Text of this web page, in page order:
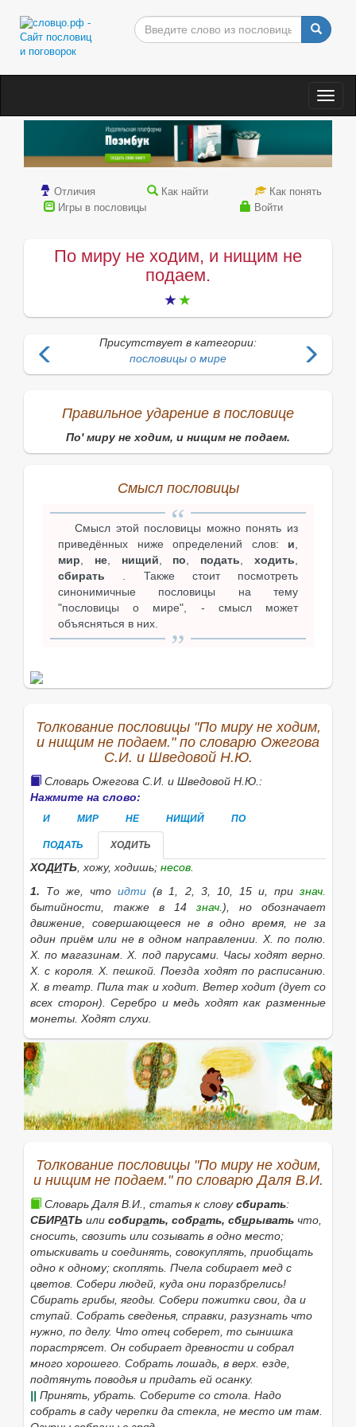
Отличия Как найти
Как понять
Игры в пословицы
Войти
По миру не ходим, и нищим не
подаем.
Присутствует в категории:
пословицы о мире
Правильное ударение в пословице
По' миру не ходим, и нищим не подаем.
Смысл пословицы
Смысл этой пословицы можно понять из
приведённых ниже определений слов: и,
мир, не, нищий, по, подать,ходить,
сбирать . Также стоит посмотреть
синонимичные пословицы на тему
"пословицы о мире", - смысл может
объясняться в них.
Толкование пословицы "По миру не ходим,
и нищим не подаем." по словарю Ожегова
С.И. и Шведовой Н.Ю.
Словарь Ожегова С.И. и Шведовой Н.Ю.:
Нажмите на слово:
И МИР НЕ НИЩИЙ ПО
ПОДАТЬ ХОДИТЬ
ХОДИТЬ, хожу, ходишь; несов.
1. То же, чтоидти (в 1, 2, 3, 10, 15 и, признач.
бытийности, также в 14 знач.), но обозначает
движение, совершающееся не в одно время, не за
один приём или не в одном направлении. Х. по полю.
Х. по магазинам. Х. под парусами. Часы ходят верно.
Х. с короля. Х. пешкой. Поезда ходят по расписанию.
Х. в театр. Пила так и ходит. Ветер ходит (дует со
всех сторон).Серебро и медь ходят как разменные
монеты. Ходят слухи.
2.Одеваться вочто-н., носить(во 2знач.)что-н.;
иметь
внешний вид.
Х. в пальто. Х. неряхой.
Х. в очках. Х. с бородой, с шевелюрой.
3.
кем-н., исполнять какиен. обязанности,
находиться вкаком-н. состоянии (разг.).Весь день
хожу грустный. Х. в старостах. Х. в героях(ирон.).
за больным. Х. за ребёнком.
какой-н.упряжке, двигатьсякаким-н. образом.
Лошадь ходит под седлом.
6.Шататься, колебаться, колыхаться (разг.
Мостки ходят под ногами.
7.Испражняться или мочиться ( разг.).Ребёнок ходит
на горшок.
•На голове ходить (разг. неодобр. ) безобразничать,
своевольничать.
Далеко не ходить за кем-чем( разг.) о том, кто
(что) рядом, совсем близко, под рукой.За примерами
далеко не ходить.
Толкование пословицы "По миру не ходим,
и нищим не подаем." по словарю Даля В.И.
Словарь Даля В.И., статья к словусбирать:
СБИРАТЬ или собирать, собрать, сбирывать что,
сносить, свозить или созывать в одно место;
отыскивать и соединять, совокуплять, приобщать
одно к одному; скоплять. Пчела собирает мед с
цветов. Собери людей, куда они поразбрелись!
Сбирать грибы, ягоды. Собери пожитки свои, да и
ступай. Собрать сведенья, справки, разузнать что
нужно, по делу. Что отец соберет, то сынишка
порастрясет. Он собирает древности и собрал
много хорошего. Собрать лошадь, в верх. езде,
подтянуть поводья и придать ей осанку.
|| Принять, убрать. Соберите со стола. Надо
собрать в саду черепки да стекла, не место им там.